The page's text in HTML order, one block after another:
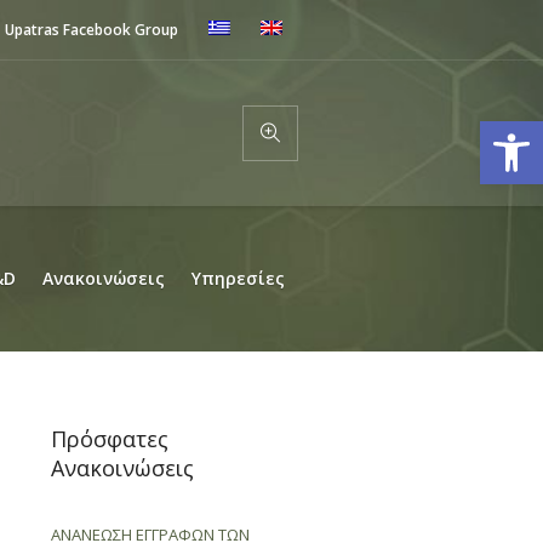
Upatras Facebook Group
Ανακοινώσεις Υπηρεσίες
Πρόσφατες
Ανακοινώσεις
ΑΝΑΝΕΩΣΗ ΕΓΓΡΑΦΩΝ ΤΩΝ